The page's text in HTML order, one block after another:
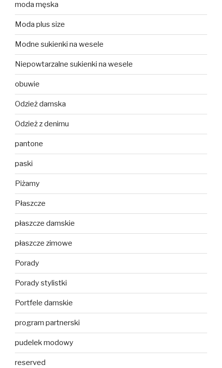
moda męska
Moda plus size
Modne sukienki na wesele
Niepowtarzalne sukienki na wesele
obuwie
Odzież damska
Odzież z denimu
pantone
paski
Piżamy
Płaszcze
płaszcze damskie
płaszcze zimowe
Porady
Porady stylistki
Portfele damskie
program partnerski
pudelek modowy
reserved